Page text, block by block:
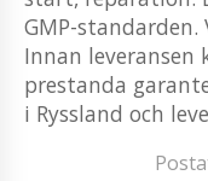
GMP-
Innan
prestanda
i Ryssland och